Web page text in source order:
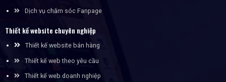
Dịch vụ chăm sóc Fanpage
Thiết kế website chuyên nghiệp
Thiết kế website bán hàng
Thiết kế web theo yêu cầu
Thiết kế web doanh nghiệp